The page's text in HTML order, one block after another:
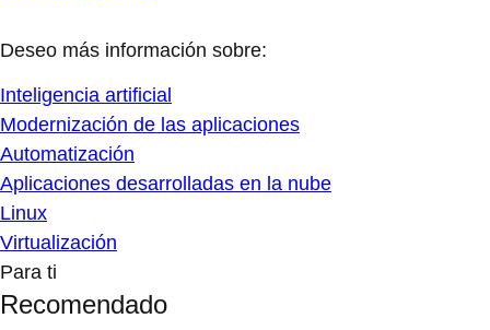
Deseo más información sobre:
Inteligencia artificial
Modernización de las aplicaciones
Automatización
Aplicaciones desarrolladas en la nube
Linux
Virtualización
Para ti
Recomendado